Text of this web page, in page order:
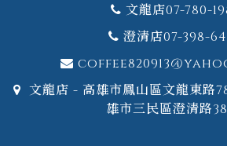
文龍店07-780-
澄清店07-398-
文龍店 - 高雄市鳳山區文龍東路
雄市三民區澄清路